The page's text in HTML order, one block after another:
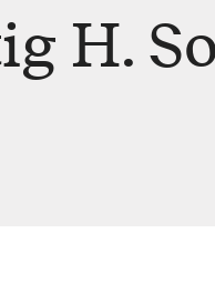
H.